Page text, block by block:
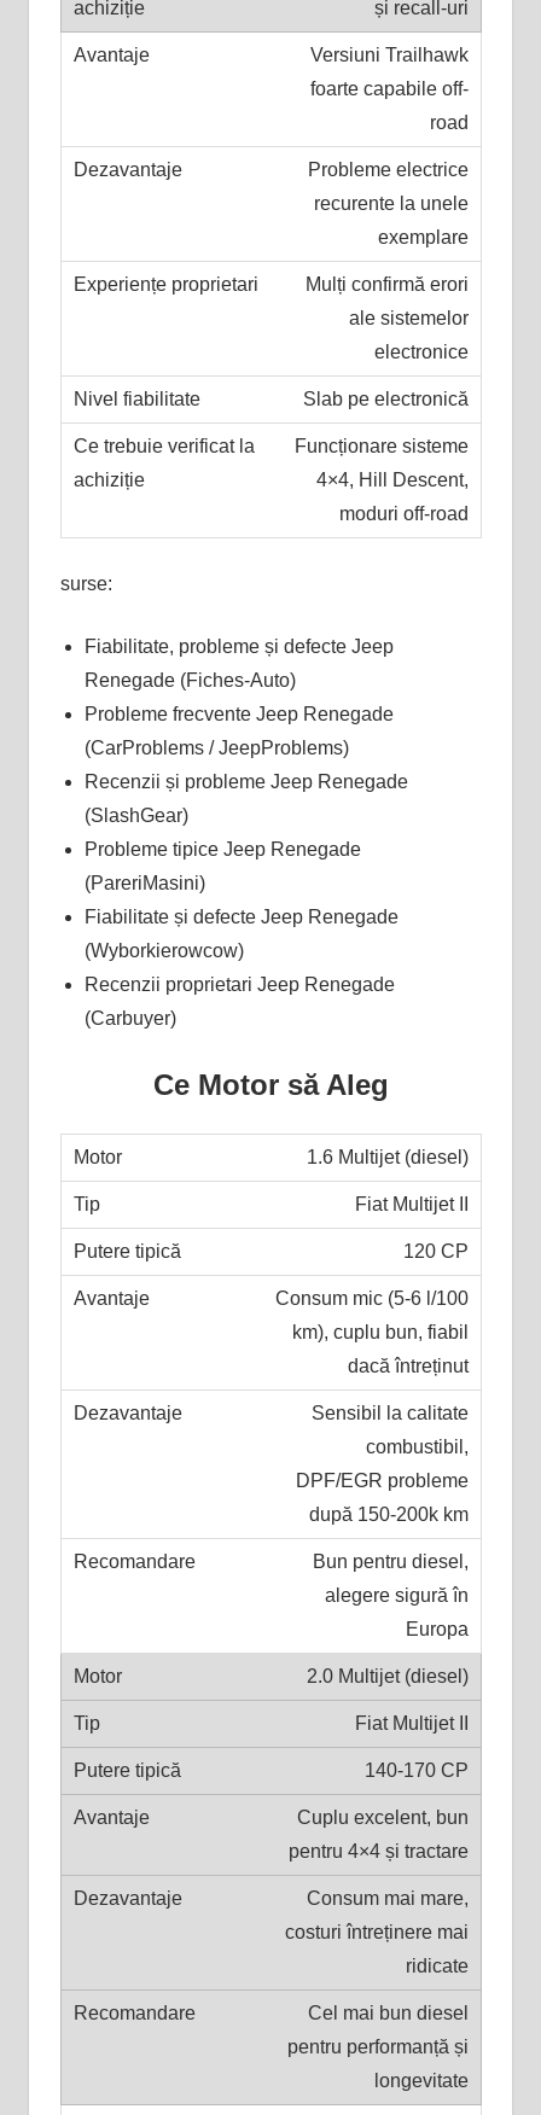
și recall-uri
Versiuni Trailhawk
foarte capabile off-
road
Probleme electrice
recurente la unele
exemplare
Mulți confirmă erori
ale sistemelor
electronice
Slab pe electronică
Funcționare sisteme
4×4, Hill Descent,
moduri off-road
surse:
Fiabilitate, probleme și defecte Jeep
Renegade (Fiches-Auto)
Probleme frecvente Jeep Renegade
(CarProblems / JeepProblems)
Recenzii și probleme Jeep Renegade
(SlashGear)
Probleme tipice Jeep Renegade
(PareriMasini)
Fiabilitate și defecte Jeep Renegade
(Wyborkierowcow)
Recenzii proprietari Jeep Renegade
(Carbuyer)
Ce Motor să Aleg
1.6 Multijet (diesel)
Fiat Multijet II
120 CP
Consum mic (5-6 l/100
km), cuplu bun, fiabil
dacă întreținut
Sensibil la calitate
combustibil,
DPF/EGR probleme
după 150-200k km
Bun pentru diesel,
alegere sigură în
Europa
2.0 Multijet (diesel)
Fiat Multijet II
140-170 CP
Cuplu excelent, bun
pentru 4×4 și tractare
Consum mai mare,
costuri întreținere mai
ridicate
Cel mai bun diesel
pentru performanță și
longevitate